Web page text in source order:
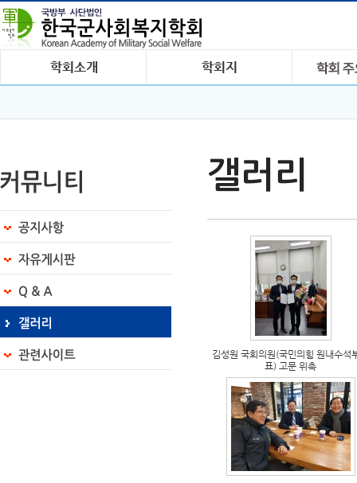
갤러리
김성원 국회의원(국민의힘 원내수석
표) 고문 위촉